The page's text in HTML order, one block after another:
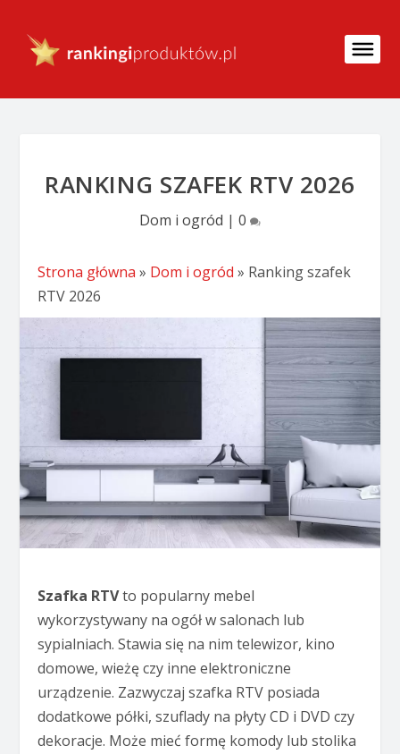
RANKING SZAFEK RTV 2026
Dom i ogród | 0
Strona główna » Dom i ogród » Ranking szafek
RTV 2026
Szafka RTVto popularny mebel
wykorzystywany na ogół w salonach lub
sypialniach. Stawia się na nim telewizor, kino
domowe, wieżę czy inne elektroniczne
urządzenie. Zazwyczaj szafka RTV posiada
dodatkowe półki, szuflady na płyty CD i DVD czy
dekoracje. Może mieć formę komody lub stolika